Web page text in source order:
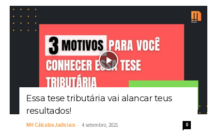
Essa tese tributária vai alancar teus
resultados!
MH Cálculos Judiciais - 4 setembro, 2021 0